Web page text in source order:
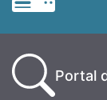
Portal